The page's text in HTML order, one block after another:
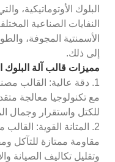
البلوك الأوتوماتيكية،
النفايات الصناعية
الأسمنتية المجوفة،
إلى ذلك.
مميزات قالب آلة البلوك
1. دقة عالية: القالب
مع تكنولوجيا معالجة
للكتل واستقرار وجمال
2. المتانة القوية:
مقاومة ممتازة للتآكل
وتقليل تكاليف الصيانة